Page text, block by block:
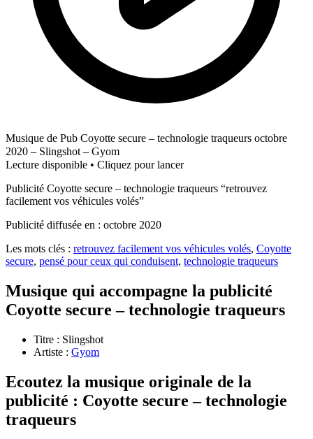
Musique de Pub Coyotte secure – technologie traqueurs octobre
2020 – Slingshot – Gyom
Lecture disponible • Cliquez pour lancer
Publicité Coyotte secure – technologie traqueurs “retrouvez
facilement vos véhicules volés”
Publicité diffusée en : octobre 2020
Les mots clés : retrouvez facilement vos véhicules volés, Coyotte
secure, pensé pour ceux qui conduisent, technologie traqueurs
Musique qui accompagne la publicité
Coyotte secure – technologie traqueurs
Titre : Slingshot
Artiste : Gyom
Ecoutez la musique originale de la
publicité : Coyotte secure – technologie
traqueurs